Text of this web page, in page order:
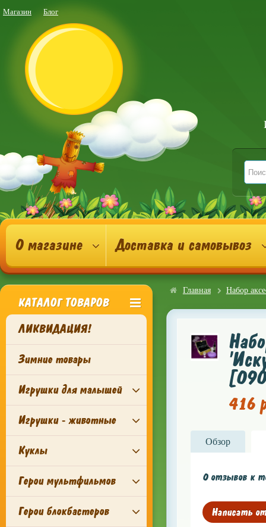
Магазин Блог
О магазине Доставка и самовывоз
КАТАЛОГ ТОВАРОВ
ЛИКВИДАЦИЯ!
Зимние товары
Игрушки для малышей
Игрушки - животные
Куклы
Герои мультфильмов
Герои блокбастеров
Главная Набор
416
Обзор
0 отзывов к
Написать